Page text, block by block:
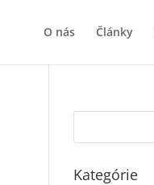
O nás Články
Kategórie